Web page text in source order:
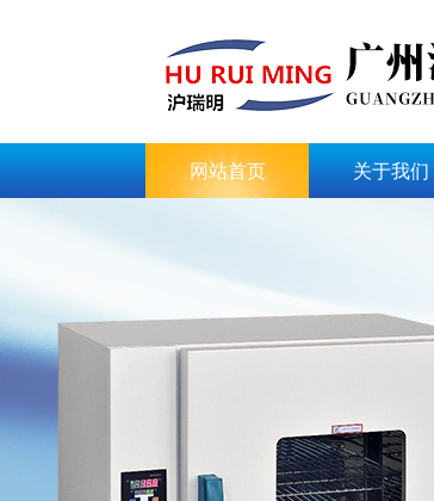
网站首页 关于我们